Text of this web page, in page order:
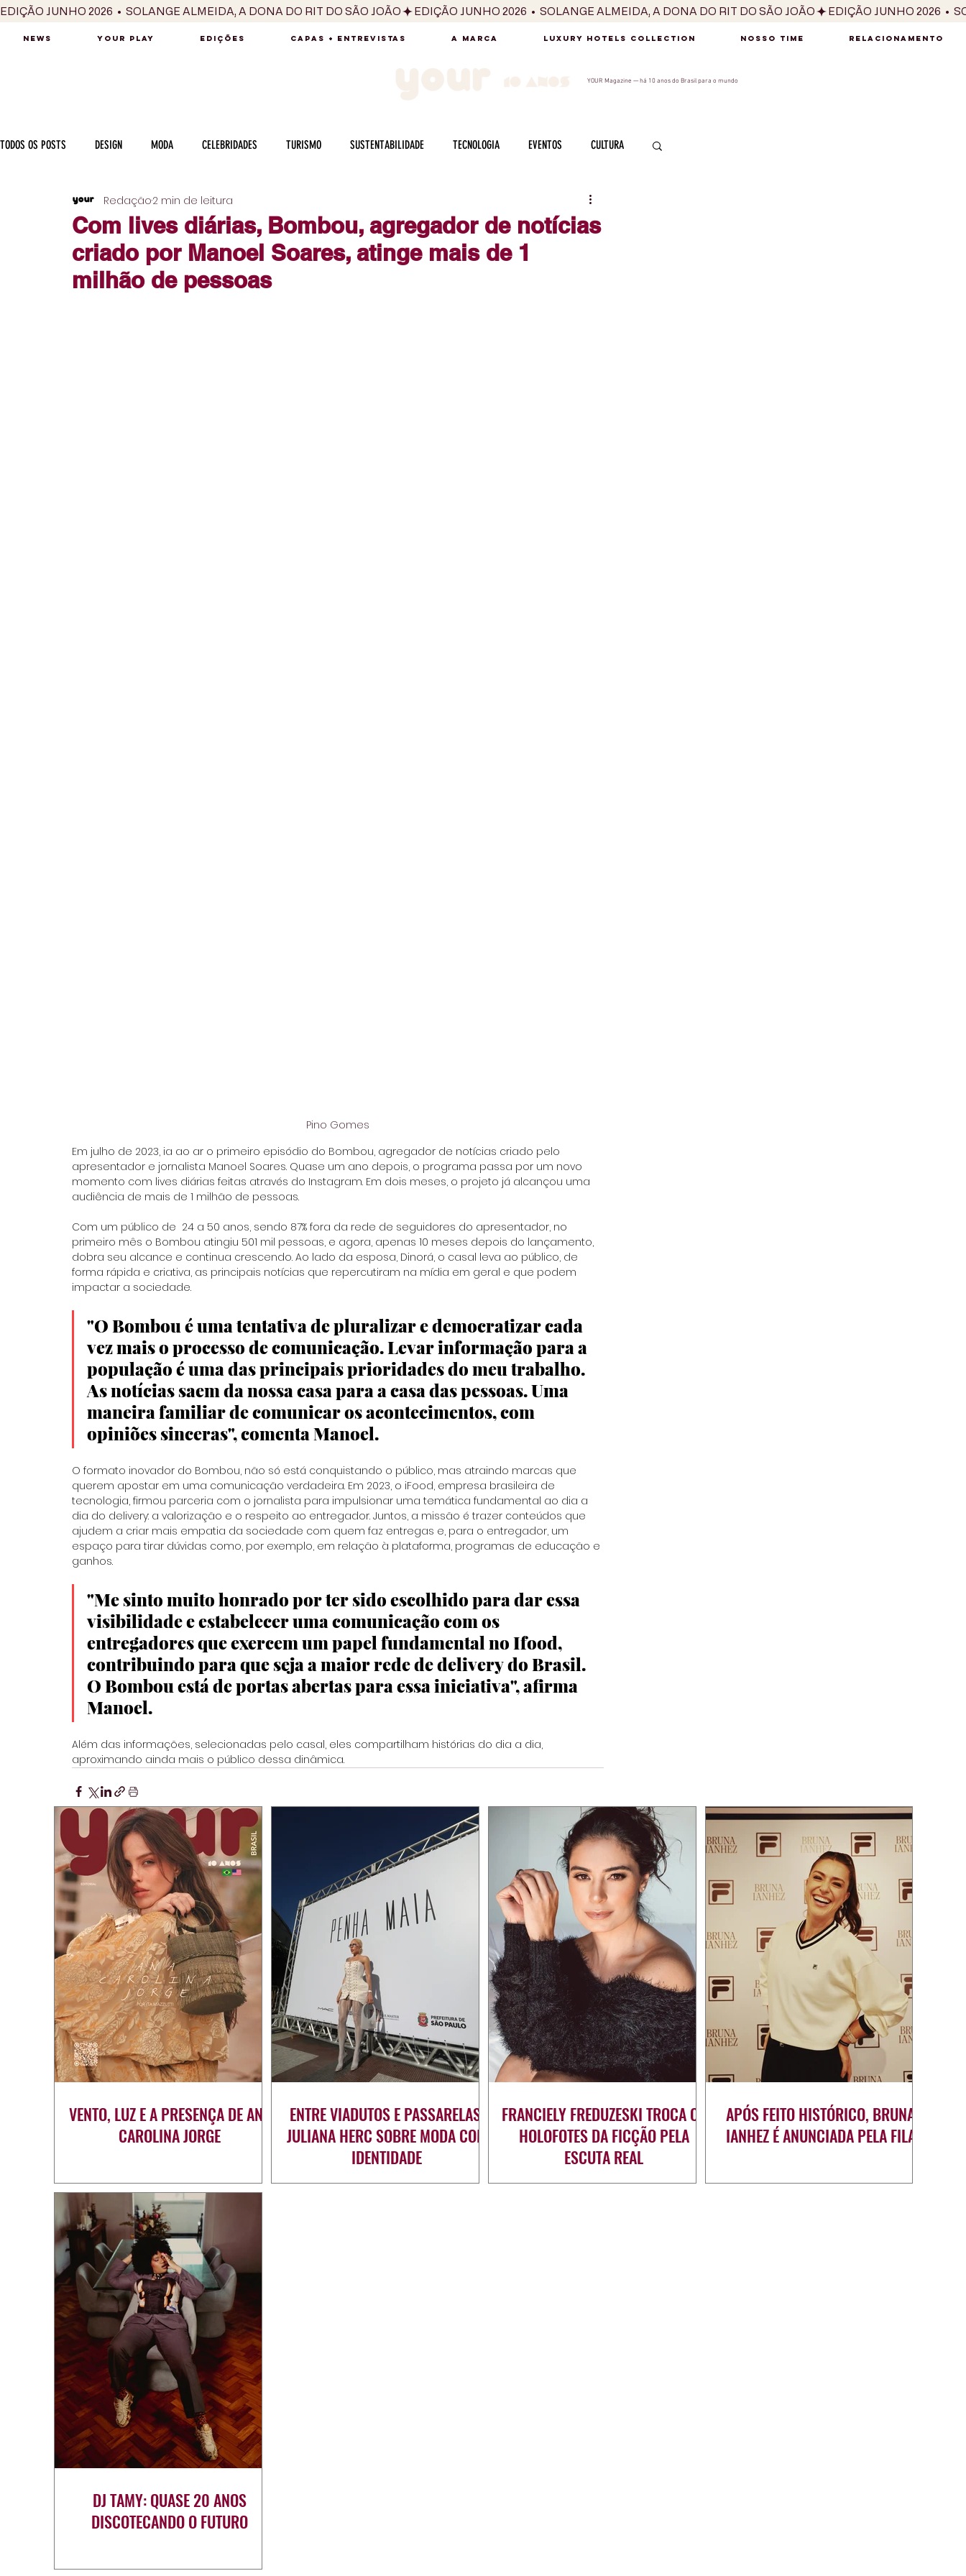
EDIÇÃO JUNHO 2026  •  SOLANGE ALMEIDA, A DONA DO RIT DO SÃO JOÃO
NEWS YOUR PLAY EDIÇÕES CAPAS + ENTREVISTAS A MARCA LUXURY HOTELS COLLECTION NOSSO TIME RELACIONAMENTO
YOUR Magazine — há 10 anos do Brasil para o mundo
TODOS OS POSTS DESIGN MODA CELEBRIDADES TURISMO SUSTENTABILIDADE TECNOLOGIA EVENTOS CULTURA
MÚSICA SÉRIES / TV INTERNACIONAL
CULINÁRIA PESSOAS CARREIRA VINHOS SABOR SEXUALIDADE MULHER
Com lives diárias, Bombou, agregador de notícias
criado por Manoel Soares, atinge mais de 1
milhão de pessoas
Redação2 min de leitura
Pino Gomes
Em julho de 2023, ia ao ar o primeiro episódio do Bombou, agregador de notícias criado pelo
apresentador e jornalista Manoel Soares. Quase um ano depois, o programa passa por um novo
momento com lives diárias feitas através do Instagram. Em dois meses, o projeto já alcançou uma
audiência de mais de 1 milhão de pessoas.
Com um público de  24 a 50 anos, sendo 87% fora da rede de seguidores do apresentador, no
primeiro mês o Bombou atingiu 501 mil pessoas, e agora, apenas 10 meses depois do lançamento,
dobra seu alcance e continua crescendo. Ao lado da esposa, Dinorá, o casal leva ao público, de
forma rápida e criativa, as principais notícias que repercutiram na mídia em geral e que podem
impactar a sociedade.
"O Bombou é uma tentativa de pluralizar e democratizar cada
vez mais o processo de comunicação. Levar informação para a
população é uma das principais prioridades do meu trabalho.
As notícias saem da nossa casa para a casa das pessoas. Uma
maneira familiar de comunicar os acontecimentos, com
opiniões sinceras", comenta Manoel.
O formato inovador do Bombou, não só está conquistando o público, mas atraindo marcas que
querem apostar em uma comunicação verdadeira. Em 2023, o iFood, empresa brasileira de
tecnologia, firmou parceria com o jornalista para impulsionar uma temática fundamental ao dia a
dia do delivery: a valorização e o respeito ao entregador. Juntos, a missão é trazer conteúdos que
ajudem a criar mais empatia da sociedade com quem faz entregas e, para o entregador, um
espaço para tirar dúvidas como, por exemplo, em relação à plataforma, programas de educação e
ganhos.
"Me sinto muito honrado por ter sido escolhido para dar essa
visibilidade e estabelecer uma comunicação com os
entregadores que exercem um papel fundamental no Ifood,
contribuindo para que seja a maior rede de delivery do Brasil.
O Bombou está de portas abertas para essa iniciativa", afirma
Manoel.
Além das informações, selecionadas pelo casal, eles compartilham histórias do dia a dia,
aproximando ainda mais o público dessa dinâmica.
VENTO, LUZ E A PRESENÇA DE ANA
CAROLINA JORGE
ENTRE VIADUTOS E PASSARELAS:
JULIANA HERC SOBRE MODA COM
IDENTIDADE
FRANCIELY FREDUZESKI TROCA OS
HOLOFOTES DA FICÇÃO PELA
ESCUTA REAL
APÓS FEITO HISTÓRICO, BRUNA
IANHEZ É ANUNCIADA PELA FILA
DJ TAMY: QUASE 20 ANOS
DISCOTECANDO O FUTURO